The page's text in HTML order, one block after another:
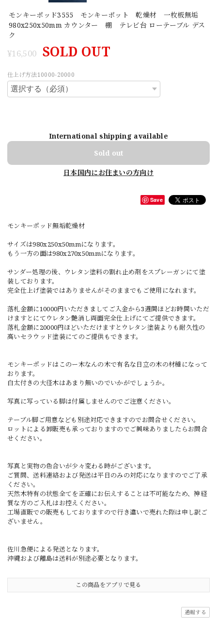
モンキーポッド3555 モンキーポット 乾燥材 一枚板無垢
980x250x50mm カウンター 棚 テレビ台 ローテーブル デス
ク
¥16,500 SOLD OUT
仕上げ方法10000-20000
International shipping available
Sold out
日本国内にお住まいの方向け
Save
モンキーポッド無垢乾燥材
サイズは980x250x50mmになります。
もう一方の面は980x270x50mmになります。
サンダー処理の後、ウレタン塗料の割れ止め剤をスプレーガンにて塗
装しております。
完全仕上げ塗装ではありませんがそのままでもご使用になれます。
落札金額に10000円いただきましてご入金から3週間ほどお時間いただ
けますとにてウレタン艶消し両面完全仕上げにてご提供できます。
落札金額に20000円ほどいただけますとウレタン塗装よりも耐久性の
高いセラウッド塗装にてのご提供もできます。
モンキーポッドはこのー木なんの木で有名な日立の木の材種になって
おります。
白太付きの大径木はあまり無いのでいかがでしょうか。
写真に写っている脚は付属しませんのでご注意ください。
テーブル脚ご用意なども別途対応できますのでお問合せください。
ロットによる卸販売も承っておりますのでご興味ありましたらお問合
せください。
写真と実物の色合いが少々変わる時がございます。
ご質問、送料連絡および発送は平日のみの対応になりますのでご了承
ください。
天然木特有の状態全てを正確にお伝えすることは不可能なため、神経
質な方のご入札はお控えください。
工場直販での販売もしておりますので行き違いで売れた際は申し訳ご
ざいません。
佐川急便による発送となります。
沖縄および離島は送料が別途必要となります。
この商品をアプリで見る
通報する